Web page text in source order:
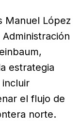
Manuel López
estrategia
el flujo de
norte.